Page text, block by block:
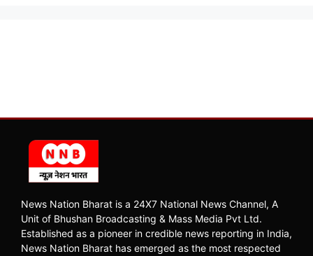
News Nation Bharat is a 24X7 National News Channel, A
Unit of Bhushan Broadcasting & Mass Media Pvt Ltd.
Established as a pioneer in credible news reporting in India,
News Nation Bharat has emerged as the most respected